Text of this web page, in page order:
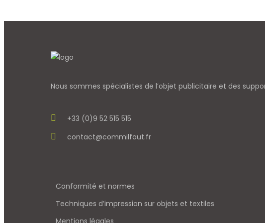
Nous sommes spécialistes de l’objet publicitaire et des
+33 (0)9 52 515 515
contact@commilfaut.fr
Conformité et normes
Techniques d’impression sur objets et textiles